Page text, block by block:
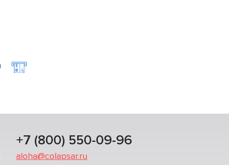
+7 (800) 550-09-96
aloha@colapsar.ru